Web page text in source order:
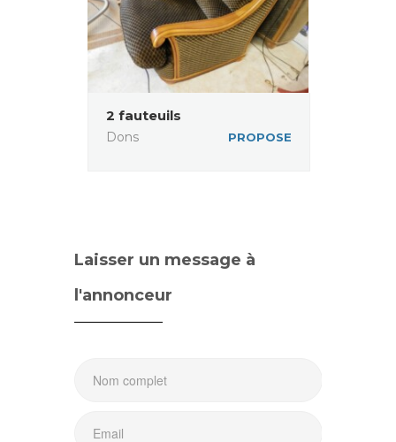
2 fauteuils
Dons PROPOSE
Laisser un message à
l'annonceur